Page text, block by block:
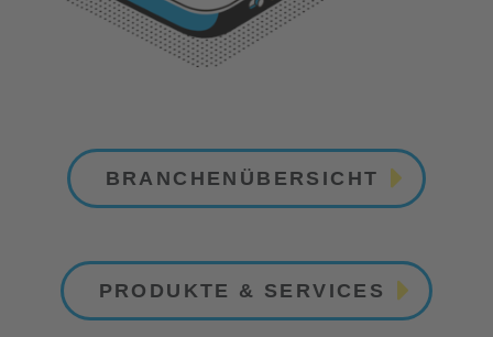
BRANCHENÜBERSICHT
PRODUKTE & SERVICES